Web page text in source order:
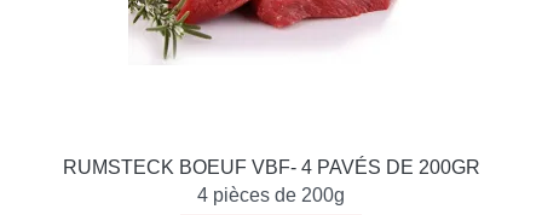
RUMSTECK BOEUF VBF- 4 PAVÉS DE 200GR
4 pièces de 200g